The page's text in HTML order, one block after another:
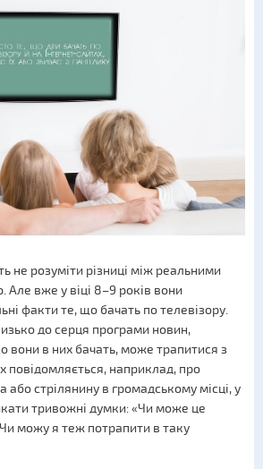
не розуміти різниці між реальними
вже у віці 8–9 років вони
факти те, що бачать по телевізору.
до серця програми новин,
вони в них бачать, може трапитися з
повідомляється, наприклад, про
або стрілянину в громадському місці, у
тривожні думки: «Чи може це
можу я теж потрапити в таку